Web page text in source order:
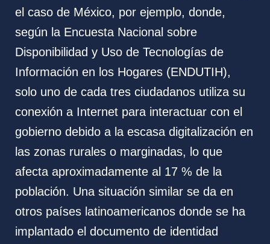
el caso de México, por ejemplo, donde,
según la Encuesta Nacional sobre
Disponibilidad y Uso de Tecnologías de
Información en los Hogares (ENDUTIH),
solo uno de cada tres ciudadanos utiliza su
conexión a Internet para interactuar con el
gobierno debido a la escasa digitalización en
las zonas rurales o marginadas, lo que
afecta aproximadamente al 17 % de la
población. Una situación similar se da en
otros países latinoamericanos donde se ha
implantado el documento de identidad